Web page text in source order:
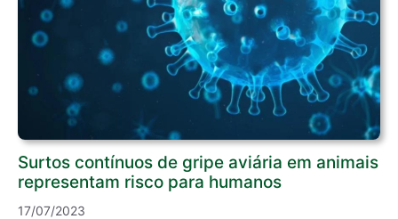
Surtos contínuos de gripe aviária em animais
representam risco para humanos
17/07/2023